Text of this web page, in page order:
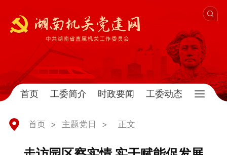
首页 工委简介 时政要闻 工委动态
首页 > 主题党日 > 正文